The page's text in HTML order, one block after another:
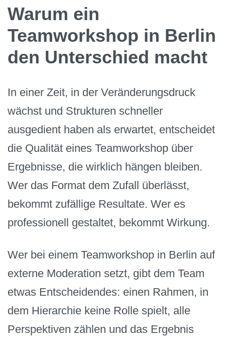
Warum ein
Teamworkshop in Berlin
den Unterschied macht
In einer Zeit, in der Veränderungsdruck
wächst und Strukturen schneller
ausgedient haben als erwartet, entscheidet
die Qualität eines Teamworkshop über
Ergebnisse, die wirklich hängen bleiben.
Wer das Format dem Zufall überlässt,
bekommt zufällige Resultate. Wer es
professionell gestaltet, bekommt Wirkung.
Wer bei einem Teamworkshop in Berlin auf
externe Moderation setzt, gibt dem Team
etwas Entscheidendes: einen Rahmen, in
dem Hierarchie keine Rolle spielt, alle
Perspektiven zählen und das Ergebnis